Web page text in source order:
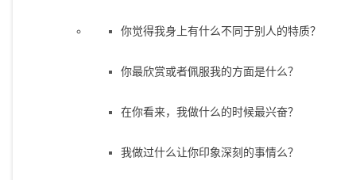
你觉得我身上有什么不同于别人的特质？
你最欣赏或者佩服我的方面是什么？
在你看来，我做什么的时候最兴奋？
我做过什么让你印象深刻的事情么？